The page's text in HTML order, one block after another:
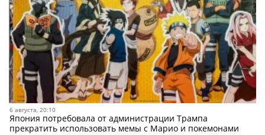
6 августа, 20:10
Япония потребовала от администрации Трампа
прекратить использовать мемы с Марио и покемонами